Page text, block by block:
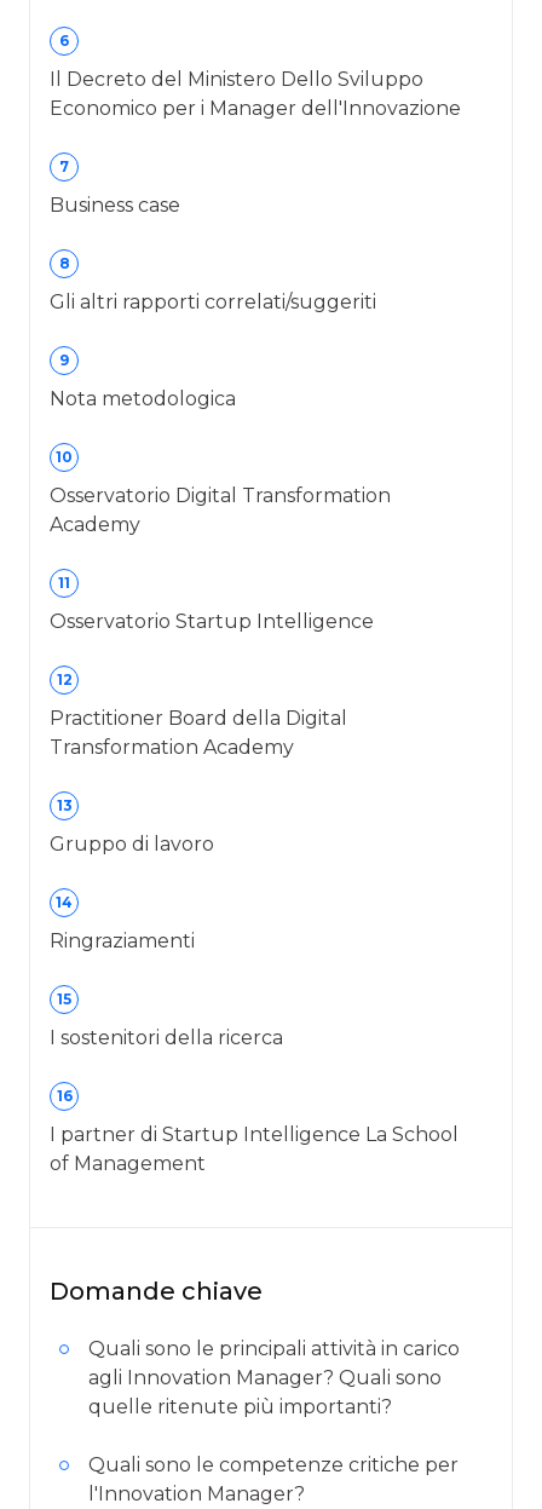
6
Il Decreto del Ministero Dello Sviluppo
Economico per i Manager dell'Innovazione
7
Business case
8
Gli altri rapporti correlati/suggeriti
9
Nota metodologica
10
Osservatorio Digital Transformation
Academy
11
Osservatorio Startup Intelligence
12
Practitioner Board della Digital
Transformation Academy
13
Gruppo di lavoro
14
Ringraziamenti
15
I sostenitori della ricerca
16
I partner di Startup Intelligence La School
of Management
Domande chiave
Quali sono le principali attività in carico
agli Innovation Manager? Quali sono
quelle ritenute più importanti?
Quali sono le competenze critiche per
l'Innovation Manager?